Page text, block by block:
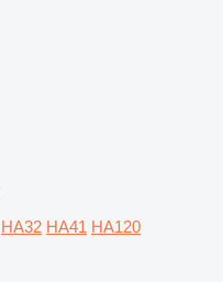
HA32 HA41 HA120